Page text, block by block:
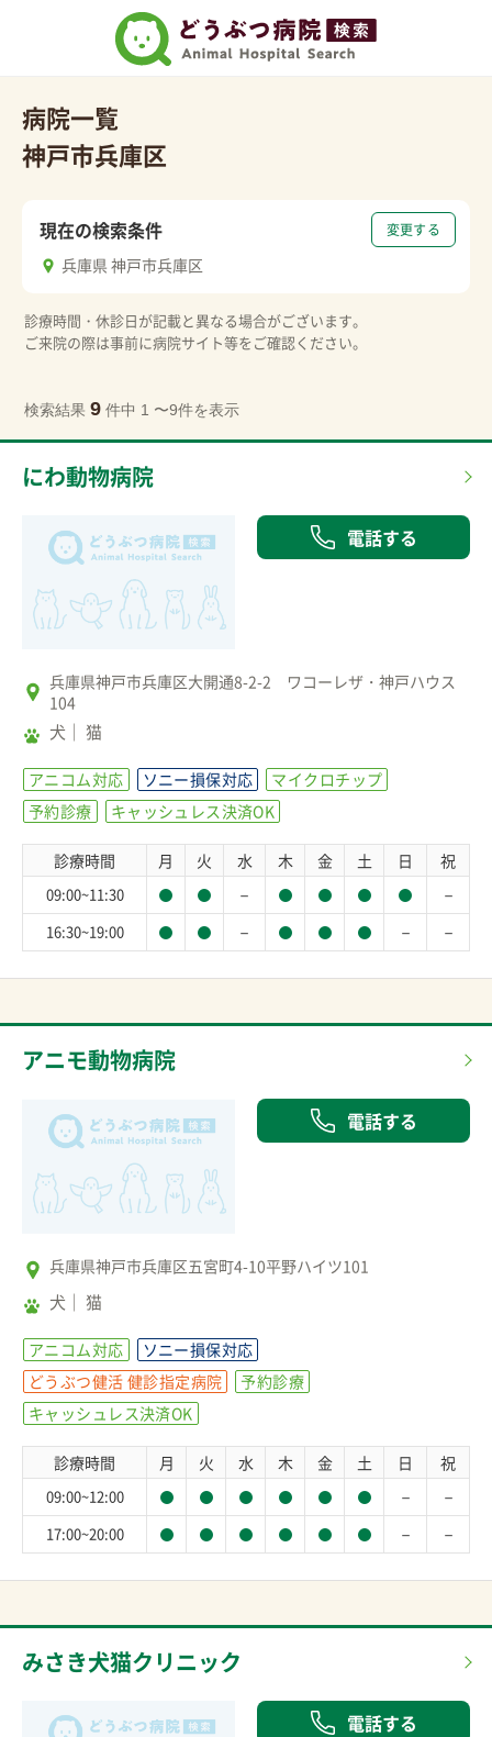
病院一覧
神戸市兵庫区
変更する
現在の検索条件
兵庫県 神戸市兵庫区
診療時間・休診日が記載と異なる場合がございます。
ご来院の際は事前に病院サイト等をご確認ください。
検索結果 9 件中 1 〜9件を表示
にわ動物病院
電話する
兵庫県神戸市兵庫区大開通8-2-2 ワコーレザ・神戸ハウス
104
犬 猫
アニコム対応 ソニー損保対応
マイクロチップ
予約診療
キャッシュレス決済OK
診療時間 月 火 水 木 金 土 日 祝
09:00~11:30 － －
16:30~19:00 － － －
アニモ動物病院
電話する
兵庫県神戸市兵庫区五宮町4-10平野ハイツ101
犬 猫
アニコム対応
ソニー損保対応
どうぶつ健活 健診指定病院
予約診療
キャッシュレス決済OK
診療時間 月 火 水 木 金 土 日 祝
09:00~12:00 － －
17:00~20:00 － －
みさき犬猫クリニック
電話する